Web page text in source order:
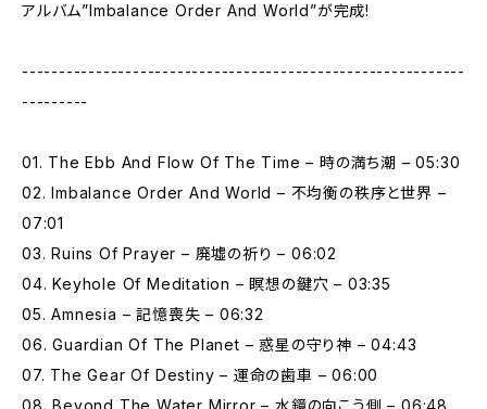
アルバム”Imbalance Order And World”が完成!
------------------------------------------------------------
---------
01. The Ebb And Flow Of The Time – 時の満ち潮 – 05:30
02. Imbalance Order And World – 不均衡の秩序と世界 –
07:01
03. Ruins Of Prayer – 廃墟の祈り – 06:02
04. Keyhole Of Meditation – 瞑想の鍵穴 – 03:35
05. Amnesia – 記憶喪失 – 06:32
06. Guardian Of The Planet – 惑星の守り神 – 04:43
07. The Gear Of Destiny – 運命の歯車 – 06:00
08. Beyond The Water Mirror – 水鏡の向こう側 – 06:48